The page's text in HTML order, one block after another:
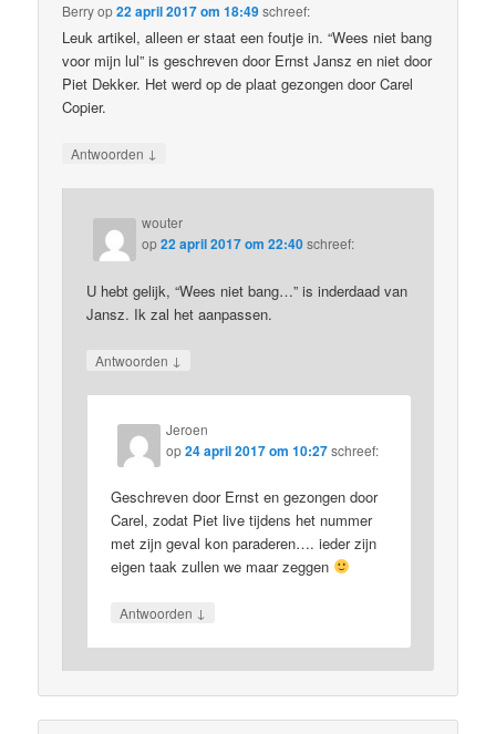
Berryop22 april 2017 om 18:49schreef:
Leuk artikel, alleen er staat een foutje in. “Wees niet bang
voor mijn lul” is geschreven door Ernst Jansz en niet door
Piet Dekker. Het werd op de plaat gezongen door Carel
Copier.
Antwoorden ↓
wouter
op22 april 2017 om 22:40schreef:
U hebt gelijk, “Wees niet bang…” is inderdaad van
Jansz. Ik zal het aanpassen.
Antwoorden ↓
Jeroen
op24 april 2017 om 10:27 schreef:
Geschreven door Ernst en gezongen door
Carel, zodat Piet live tijdens het nummer
met zijn geval kon paraderen…. ieder zijn
eigen taak zullen we maar zeggen
Antwoorden ↓